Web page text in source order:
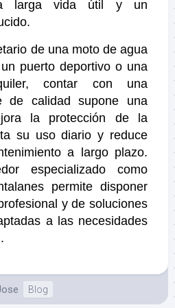
larga vida útil y un
de una moto de agua
puerto deportivo o una
contar con una
de calidad supone una
la protección de la
su uso diario y reduce
a largo plazo.
especializado como
permite disponer
y de soluciones
a las necesidades
Blog